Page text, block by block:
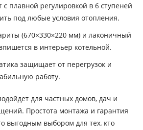
плавной регулировкой в 6 ступеней
под любые условия отопления.
(670×330×220 мм) и лаконичный
в интерьер котельной.
защищает от перегрузок и
работу.
для частных домов, дач и
Простота монтажа и гарантия
выгодным выбором для тех, кто